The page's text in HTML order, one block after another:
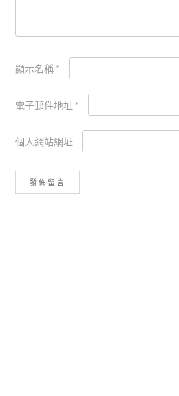
顯示名稱 *
電子郵件地址 *
個人網站網址